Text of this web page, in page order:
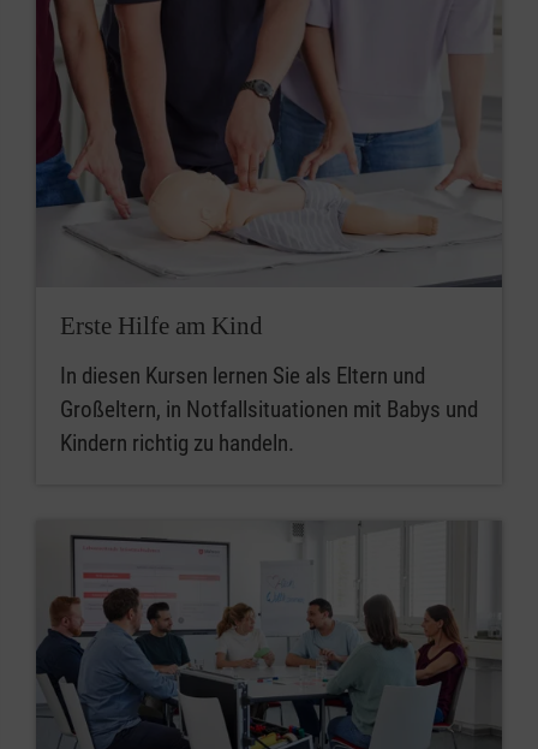
Erste Hilfe am Kind
In diesen Kursen lernen Sie als Eltern und
Großeltern, in Notfallsituationen mit Babys und
Kindern richtig zu handeln.